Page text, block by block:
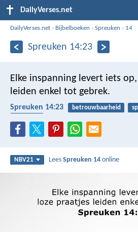
DailyVerses.net
DailyVerses.net › Bijbelboeken ›Spreuken › 14
Spreuken 14:23
Elke inspanning levert iets op,
leiden enkel tot gebrek.
Spreuken 14:23 betrouwbaarheid
NBV21 LeesSpreuken 14 online